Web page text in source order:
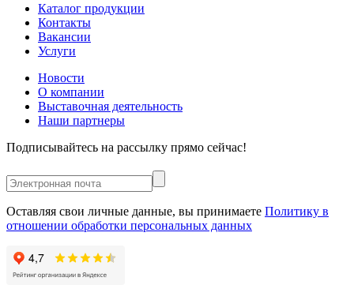
Каталог продукции
Контакты
Вакансии
Услуги
Новости
О компании
Выставочная деятельность
Наши партнеры
Подписывайтесь на рассылку прямо сейчас!
Оставляя свои личные данные, вы принимаете Политику в
отношении обработки персональных данных